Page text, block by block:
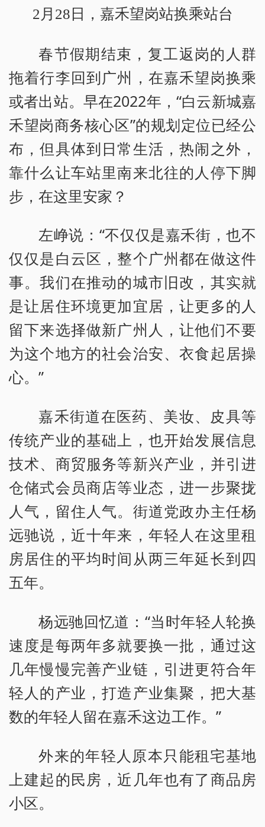
2月28日，嘉禾望岗站换乘站台
春节假期结束，复工返岗的人群
拖着行李回到广州，在嘉禾望岗换乘
或者出站。早在2022年，“白云新城嘉
禾望岗商务核心区”的规划定位已经公
布，但具体到日常生活，热闹之外，
靠什么让车站里南来北往的人停下脚
步，在这里安家？
左峥说：“不仅仅是嘉禾街，也不
仅仅是白云区，整个广州都在做这件
事。我们在推动的城市旧改，其实就
是让居住环境更加宜居，让更多的人
留下来选择做新广州人，让他们不要
为这个地方的社会治安、衣食起居操
心。”
嘉禾街道在医药、美妆、皮具等
传统产业的基础上，也开始发展信息
技术、商贸服务等新兴产业，并引进
仓储式会员商店等业态，进一步聚拢
人气，留住人气。街道党政办主任杨
远驰说，近十年来，年轻人在这里租
房居住的平均时间从两三年延长到四
五年。
杨远驰回忆道：“当时年轻人轮换
速度是每两年多就要换一批，通过这
几年慢慢完善产业链，引进更符合年
轻人的产业，打造产业集聚，把大基
数的年轻人留在嘉禾这边工作。”
外来的年轻人原本只能租宅基地
上建起的民房，近几年也有了商品房
小区。